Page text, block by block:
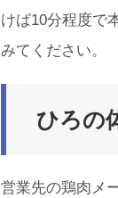
けば10分程度で
みてください。
ひろの
営業先の鶏肉メ